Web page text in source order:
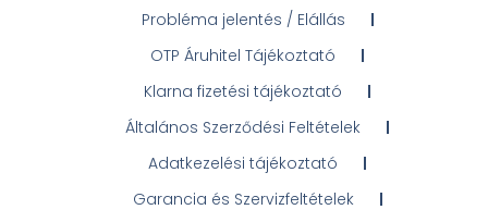
Probléma jelentés / Elállás
OTP Áruhitel Tájékoztató
Klarna fizetési tájékoztató
Általános Szerződési Feltételek
Adatkezelési tájékoztató
Garancia és Szervizfeltételek